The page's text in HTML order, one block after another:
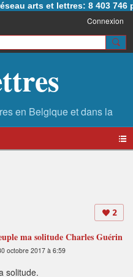
arts et lettres: 8 403 746
Connexion
2
ma solitude Charles Guérin
octobre 2017 à 6:59
solitude.